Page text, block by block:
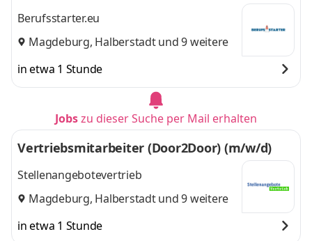
Berufsstarter.eu
Magdeburg, Halberstadtund 9 weitere
in etwa 1 Stunde
Jobszu dieser Suche per Mail erhalten
Vertriebsmitarbeiter (Door2Door) (m/w/d)
Stellenangebotevertrieb
Magdeburg, Halberstadtund 9 weitere
in etwa 1 Stunde